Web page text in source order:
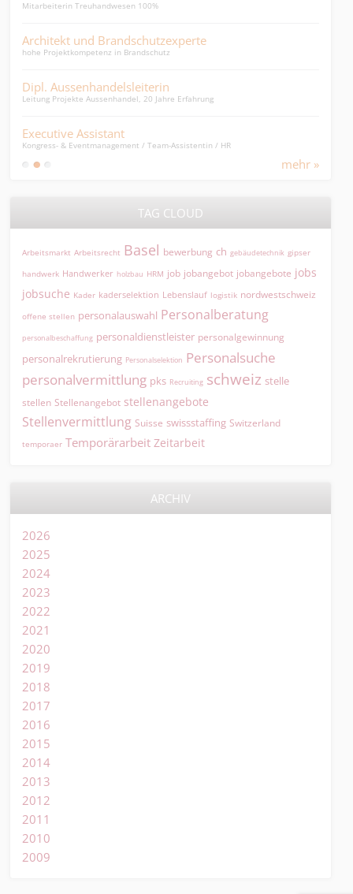
Mitarbeiterin Treuhandwesen 100%
Architekt und Brandschutzexperte
hohe Projektkompetenz in Brandschutz
Dipl. Aussenhandelsleiterin
Leitung Projekte Aussenhandel, 20 Jahre Erfahrung
Executive Assistant
Kongress- & Eventmanagement / Team-Assistentin / HR
mehr »
TAG CLOUD
Arbeitsmarkt Arbeitsrecht Basel bewerbung ch gebäudetechnik gipser
handwerk Handwerker holzbau HRM job jobangebot jobangebote jobs
jobsuche Kader kaderselektion Lebenslauf logistik nordwestschweiz
offene stellen personalauswahl Personalberatung
personalbeschaffung personaldienstleister personalgewinnung
personalrekrutierung Personalselektion Personalsuche
personalvermittlung pks Recruiting schweiz stelle
stellen Stellenangebot stellenangebote
Stellenvermittlung Suisse swissstaffing Switzerland
temporaer Temporärarbeit Zeitarbeit
ARCHIV
2026
2025
2024
2023
2022
2021
2020
2019
2018
2017
2016
2015
2014
2013
2012
2011
2010
2009